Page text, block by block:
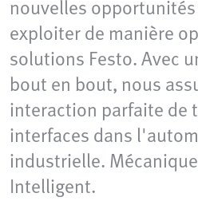
nouvelles
exploiter de manière
solutions Festo. Avec
bout en bout, nous
interaction parfaite de
interfaces dans
industrielle.
Intelligent.